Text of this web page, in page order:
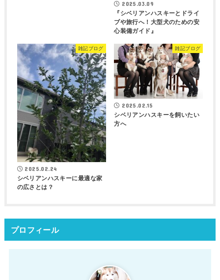
2025.03.09
『シベリアンハスキーとドライ
ブや旅行へ！大型犬のための安
心装備ガイド』
雑記ブログ
2025.02.24
シベリアンハスキーに最適な家
の広さとは？
雑記ブログ
2025.02.15
シベリアンハスキーを飼いたい
方へ
プロフィール